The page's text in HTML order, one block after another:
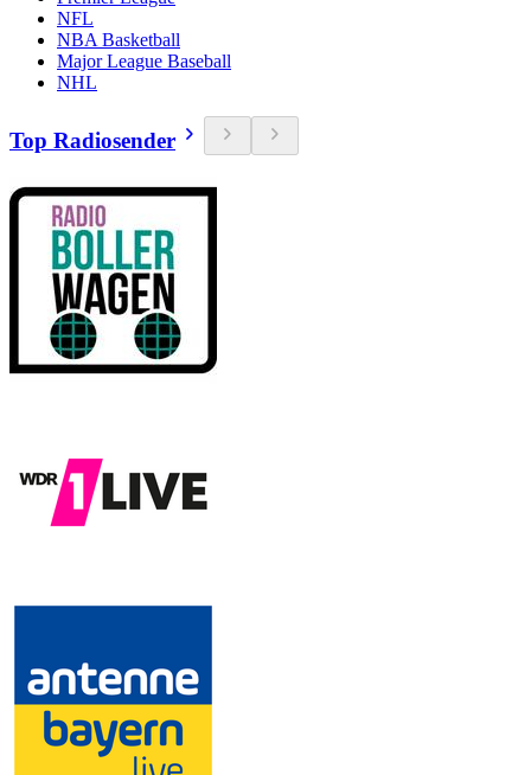
NFL
NBA Basketball
Major League Baseball
NHL
Top Radiosender